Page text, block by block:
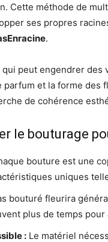
Cette méthode de
ses propres
.
peut engendrer
parfum et la forme
de cohérence
le bouturage
bouture est une
uniques
bouturé fleurira
plus de temps
: Le matériel